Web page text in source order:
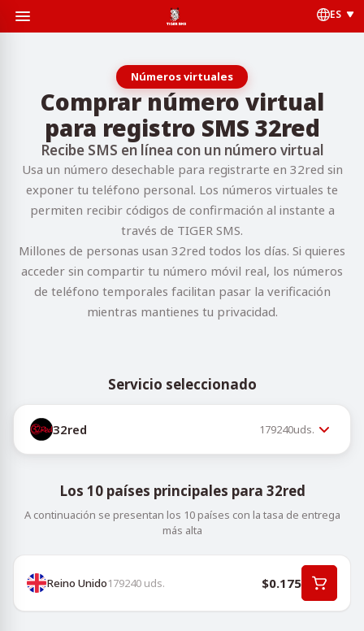
ES
Números virtuales
Comprar número virtual
para registro SMS 32red
Recibe SMS en línea con un número virtual
Usa un número desechable para registrarte en 32red sin
exponer tu teléfono personal. Los números virtuales te
permiten recibir códigos de confirmación al instante a
través de TIGER SMS.
Millones de personas usan 32red todos los días. Si quieres
acceder sin compartir tu número móvil real, los números
de teléfono temporales facilitan pasar la verificación
mientras mantienes tu privacidad.
Servicio seleccionado
32red 179240uds.
Los 10 países principales para 32red
A continuación se presentan los 10 países con la tasa de entrega
más alta
Reino Unido179240 uds. $0.175